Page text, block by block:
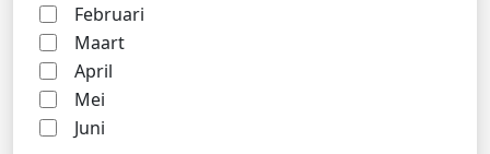
Februari
Maart
April
Mei
Juni